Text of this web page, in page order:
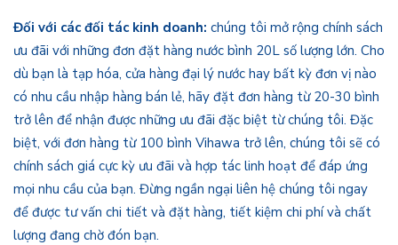
Đối với các đối tác kinh doanh: chúng tôi mở rộng chính sách
ưu đãi với những đơn đặt hàng nước bình 20L số lượng lớn. Cho
dù bạn là tạp hóa, cửa hàng đại lý nước hay bất kỳ đơn vị nào
có nhu cầu nhập hàng bán lẻ, hãy đặt đơn hàng từ 20-30 bình
trở lên để nhận được những ưu đãi đặc biệt từ chúng tôi. Đặc
biệt, với đơn hàng từ 100 bình Vihawa trở lên, chúng tôi sẽ có
chính sách giá cực kỳ ưu đãi và hợp tác linh hoạt để đáp ứng
mọi nhu cầu của bạn. Đừng ngần ngại liên hệ chúng tôi ngay
để được tư vấn chi tiết và đặt hàng, tiết kiệm chi phí và chất
lượng đang chờ đón bạn.